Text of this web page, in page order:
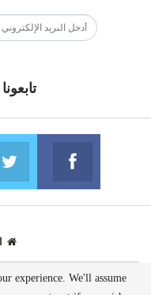
تابعونا
فايسبوك
انضم الينا
© 2020 - جميع الحقوق محفوظة.
experience. We'll assume